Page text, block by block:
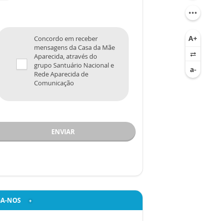
Concordo em receber
mensagens da Casa da Mãe
Aparecida, através do
grupo Santuário Nacional e
Rede Aparecida de
Comunicação
ENVIAR
NOS